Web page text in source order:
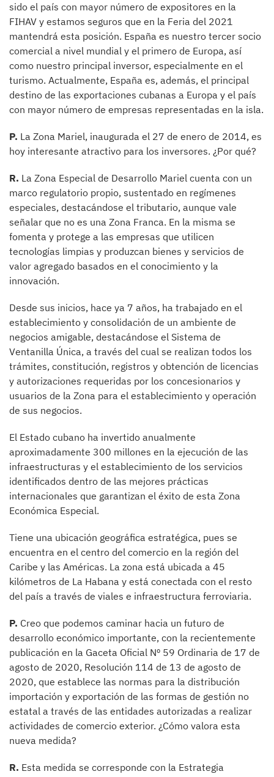
sido el país con mayor número de expositores en la
FIHAV y estamos seguros que en la Feria del 2021
mantendrá esta posición. España es nuestro tercer socio
comercial a nivel mundial y el primero de Europa, así
como nuestro principal inversor, especialmente en el
turismo. Actualmente, España es, además, el principal
destino de las exportaciones cubanas a Europa y el país
con mayor número de empresas representadas en la isla.
P. La Zona Mariel, inaugurada el 27 de enero de 2014, es
hoy interesante atractivo para los inversores. ¿Por qué?
R. La Zona Especial de Desarrollo Mariel cuenta con un
marco regulatorio propio, sustentado en regímenes
especiales, destacándose el tributario, aunque vale
señalar que no es una Zona Franca. En la misma se
fomenta y protege a las empresas que utilicen
tecnologías limpias y produzcan bienes y servicios de
valor agregado basados en el conocimiento y la
innovación.
Desde sus inicios, hace ya 7 años, ha trabajado en el
establecimiento y consolidación de un ambiente de
negocios amigable, destacándose el Sistema de
Ventanilla Única, a través del cual se realizan todos los
trámites, constitución, registros y obtención de licencias
y autorizaciones requeridas por los concesionarios y
usuarios de la Zona para el establecimiento y operación
de sus negocios.
El Estado cubano ha invertido anualmente
aproximadamente 300 millones en la ejecución de las
infraestructuras y el establecimiento de los servicios
identificados dentro de las mejores prácticas
internacionales que garantizan el éxito de esta Zona
Económica Especial.
Tiene una ubicación geográfica estratégica, pues se
encuentra en el centro del comercio en la región del
Caribe y las Américas. La zona está ubicada a 45
kilómetros de La Habana y está conectada con el resto
del país a través de viales e infraestructura ferroviaria.
P. Creo que podemos caminar hacia un futuro de
desarrollo económico importante, con la recientemente
publicación en la Gaceta Oficial Nº 59 Ordinaria de 17 de
agosto de 2020, Resolución 114 de 13 de agosto de
2020, que establece las normas para la distribución
importación y exportación de las formas de gestión no
estatal a través de las entidades autorizadas a realizar
actividades de comercio exterior. ¿Cómo valora esta
nueva medida?
R. Esta medida se corresponde con la Estrategia